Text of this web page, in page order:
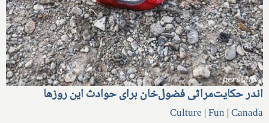
اندر حکایت‌مراثی فضول‌خان برای حوادث این روزها
Culture |Fun |Canada